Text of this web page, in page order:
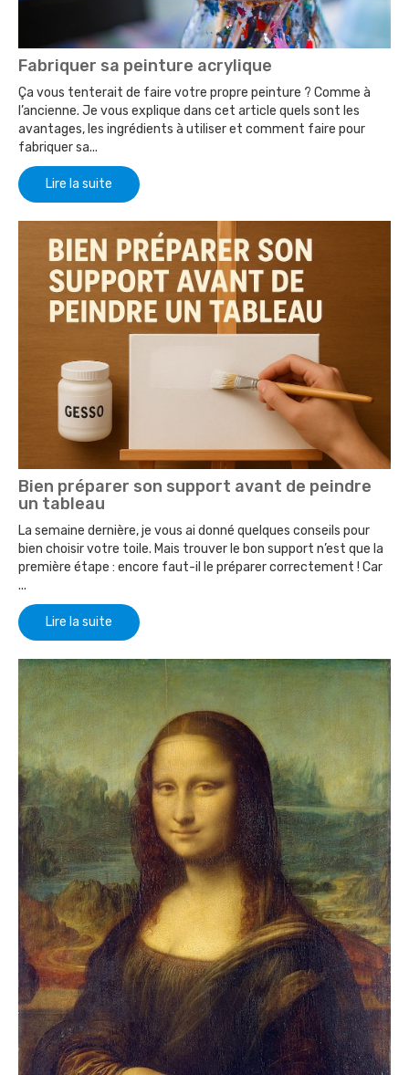
Fabriquer sa peinture acrylique
Ça vous tenterait de faire votre propre peinture ? Comme à
l’ancienne. Je vous explique dans cet article quels sont les
avantages, les ingrédients à utiliser et comment faire pour
fabriquer sa...
Lire la suite
Bien préparer son support avant de peindre
un tableau
La semaine dernière, je vous ai donné quelques conseils pour
bien choisir votre toile. Mais trouver le bon support n’est que la
première étape : encore faut-il le préparer correctement ! Car
...
Lire la suite